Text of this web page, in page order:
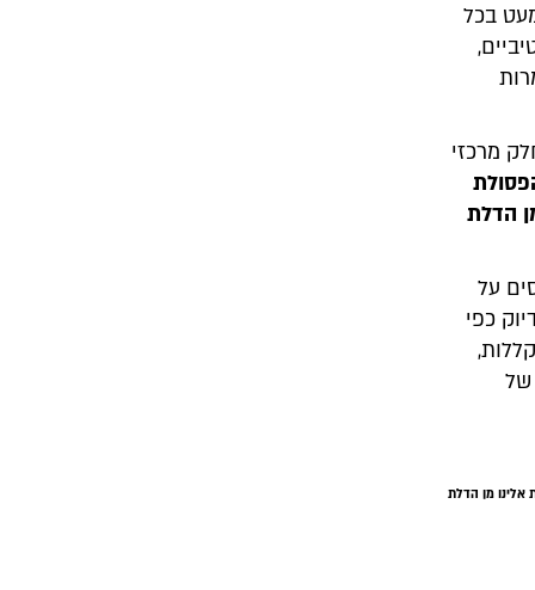
בכל
מרכזי
הדלת
על
כפי
של
אלינו מן הדלת